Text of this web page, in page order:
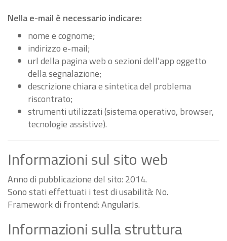
Nella e-mail è necessario indicare:
nome e cognome;
indirizzo e-mail;
url della pagina web o sezioni dell’app oggetto
della segnalazione;
descrizione chiara e sintetica del problema
riscontrato;
strumenti utilizzati (sistema operativo, browser,
tecnologie assistive).
Informazioni sul sito web
Anno di pubblicazione del sito: 2014.
Sono stati effettuati i test di usabilità: No.
Framework di frontend: AngularJs.
Informazioni sulla struttura